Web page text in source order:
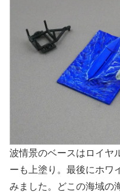
波情景のベースはロイヤ
ーも上塗り。最後にホワ
みました。どこの海域の